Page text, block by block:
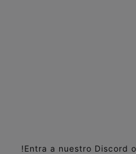
!Entra a nuestro Discord